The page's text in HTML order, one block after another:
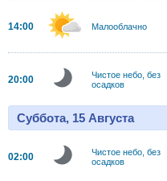
14:00 Малооблачно
20:00
Чистое небо, без
осадков
Суббота, 15 Августа
02:00
Чистое небо, без
осадков